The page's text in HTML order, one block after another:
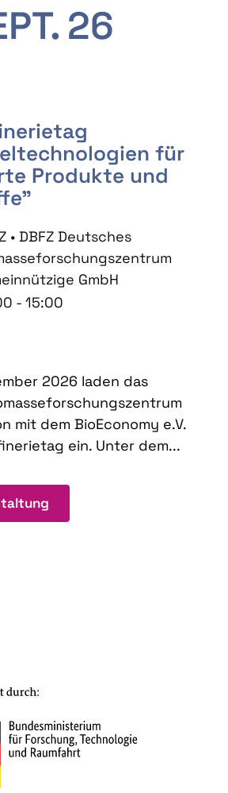
26
für
Produkte und
• DBFZ Deutsches
GmbH
- 15:00
2026 laden das
mit dem BioEconomy e.V.
ein. Unter dem...